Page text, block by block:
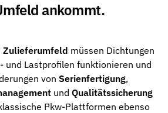
Arten, Funktion und Einsatz der
– Grundlagen, Eigenschaften
ankommt.
Zulieferumfeld müssen Dichtungen
und Lastprofilen funktionieren und
von Serienfertigung,
und Qualitätssicherung
Pkw-Plattformen ebenso